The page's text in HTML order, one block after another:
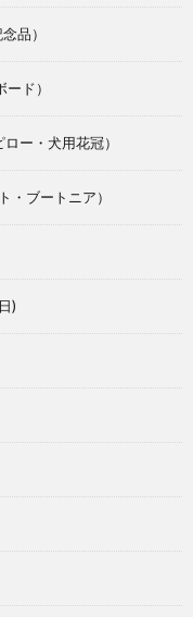
品）
ド）
ー・犬用花冠）
ブートニア）
)